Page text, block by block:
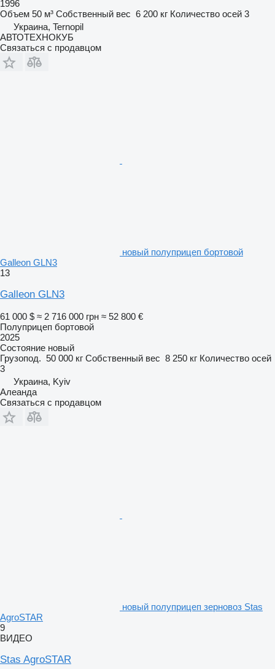
1996
Объем 50 м³ Собственный вес 6 200 кг Количество осей 3
Украина, Ternopil
АВТОТЕХНОКУБ
Связаться с продавцом
новый полуприцеп бортовой
Galleon GLN3
13
Galleon GLN3
61 000 $ ≈ 2 716 000 грн ≈ 52 800 €
Полуприцеп бортовой
2025
Состояние новый
Грузопод. 50 000 кг Собственный вес 8 250 кг Количество осей
3
Украина, Kyiv
Алеанда
Связаться с продавцом
новый полуприцеп зерновоз Stas
AgroSTAR
9
ВИДЕО
Stas AgroSTAR